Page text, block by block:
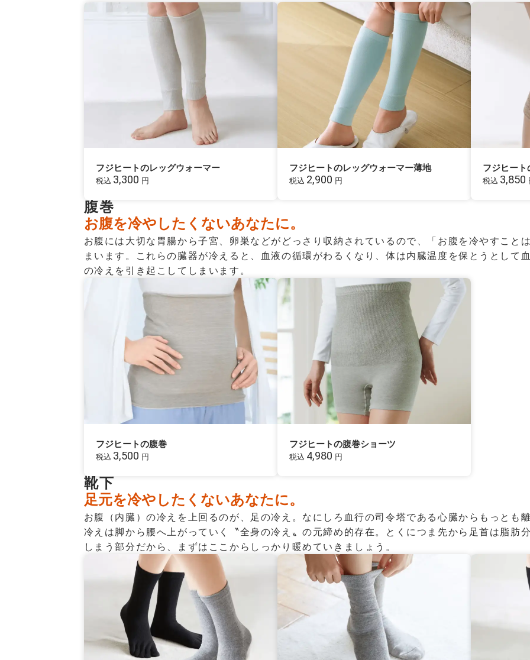
フジヒートのレッグウォーマー
税込 3,300 円
フジヒートのレッグウォーマー薄地
税込 2,900 円
フジヒート
税込 3,850
腹巻
お腹を冷やしたくないあなたに。
お腹には大切な胃腸から子宮、卵巣などがどっさり収納されているので、「お腹を冷やすこと
まいます。これらの臓器が冷えると、血液の循環がわるくなり、体は内臓温度を保とうとして
の冷えを引き起こしてしまいます。
フジヒートの腹巻
税込 3,500 円
フジヒートの腹巻ショーツ
税込 4,980 円
靴下
足元を冷やしたくないあなたに。
お腹（内臓）の冷えを上回るのが、足の冷え。なにしろ血行の司令塔である心臓からもっとも
冷えは脚から腰へ上がっていく〝全身の冷え〟の元締め的存在。とくにつま先から足首は脂肪
しまう部分だから、まずはここからしっかり暖めていきましょう。